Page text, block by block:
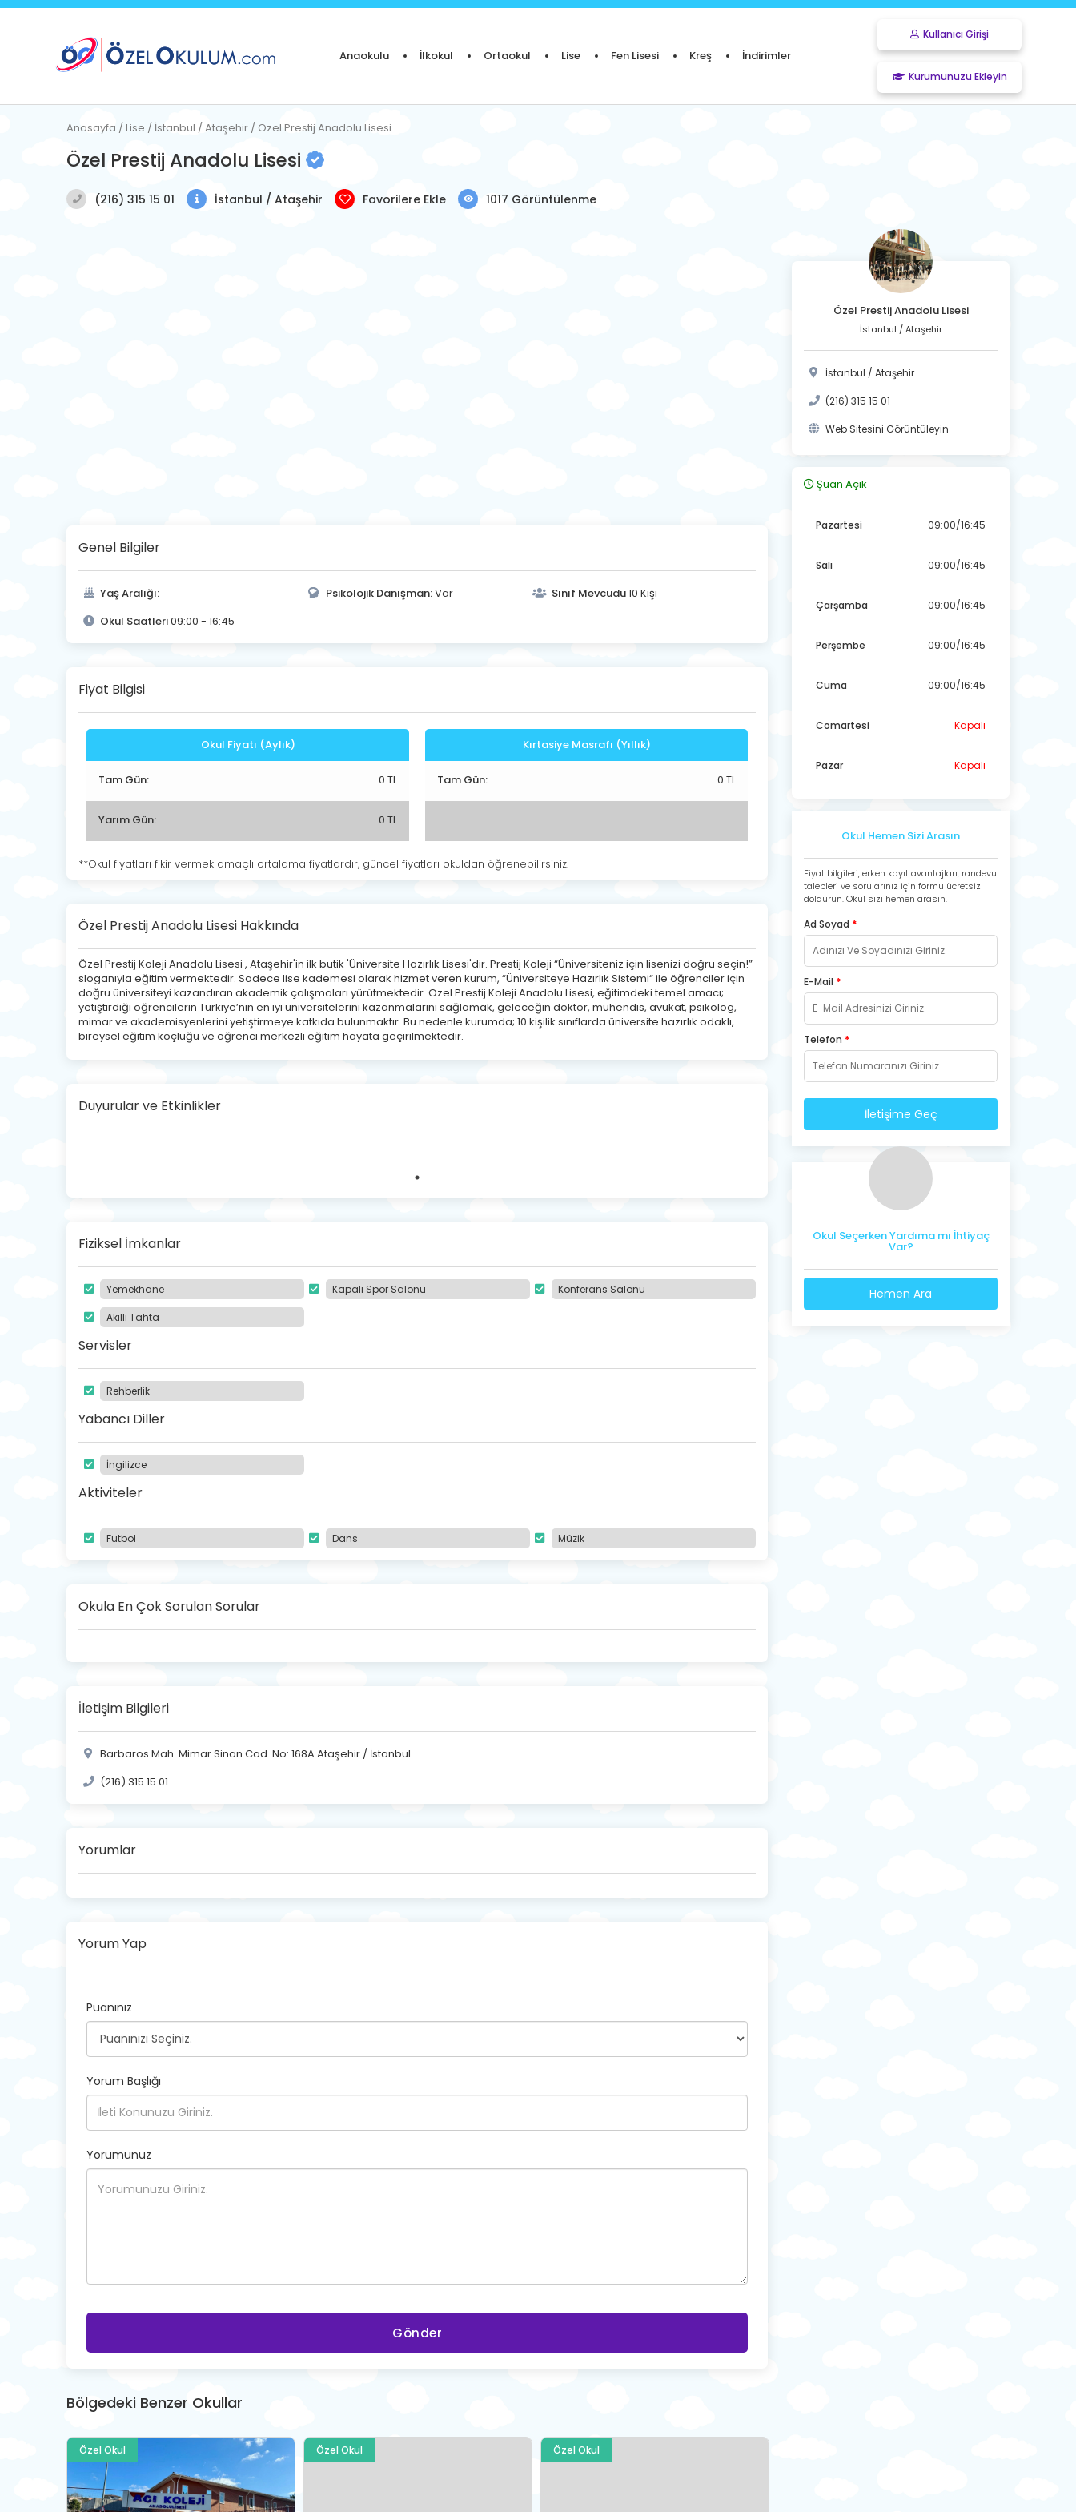
Anaokulu İlkokul Ortaokul Lise Fen Lisesi Kreş İndirimler
Kullanıcı Girişi
Kurumunuzu Ekleyin
Anasayfa / Lise / İstanbul / Ataşehir / Özel Prestij Anadolu Lisesi
Özel Prestij Anadolu Lisesi
(216) 315 15 01 İstanbul / Ataşehir Favorilere Ekle 1017 Görüntülenme
Genel Bilgiler
Yaş Aralığı: Psikolojik Danışman:Var Sınıf Mevcudu10 Kişi
Okul Saatleri09:00 - 16:45
Fiyat Bilgisi
Okul Fiyatı (Aylık)
Tam Gün: 0 TL
Yarım Gün: 0 TL
Kırtasiye Masrafı (Yıllık)
Tam Gün: 0 TL
**Okul fiyatları fikir vermek amaçlı ortalama fiyatlardır, güncel fiyatları okuldan öğrenebilirsiniz.
Özel Prestij Anadolu Lisesi Hakkında
Özel Prestij Koleji Anadolu Lisesi , Ataşehir'in ilk butik 'Üniversite Hazırlık Lisesi'dir. Prestij Koleji “Üniversiteniz için lisenizi doğru seçin!”
sloganıyla eğitim vermektedir. Sadece lise kademesi olarak hizmet veren kurum, “Üniversiteye Hazırlık Sistemi“ ile öğrenciler için
doğru üniversiteyi kazandıran akademik çalışmaları yürütmektedir. Özel Prestij Koleji Anadolu Lisesi, eğitimdeki temel amacı;
yetiştirdiği öğrencilerin Türkiye’nin en iyi üniversitelerini kazanmalarını sağlamak, geleceğin doktor, mühendis, avukat, psikolog,
mimar ve akademisyenlerini yetiştirmeye katkıda bulunmaktır. Bu nedenle kurumda; 10 kişilik sınıflarda üniversite hazırlık odaklı,
bireysel eğitim koçluğu ve öğrenci merkezli eğitim hayata geçirilmektedir.
Duyurular ve Etkinlikler
Fiziksel İmkanlar
Yemekhane Kapalı Spor Salonu Konferans Salonu
Akıllı Tahta
Servisler
Rehberlik
Yabancı Diller
İngilizce
Aktiviteler
Futbol Dans Müzik
Okula En Çok Sorulan Sorular
İletişim Bilgileri
Barbaros Mah. Mimar Sinan Cad. No: 168A Ataşehir / İstanbul
(216) 315 15 01
Yorumlar
Yorum Yap
Puanınız
Yorum Başlığı
Yorumunuz
Gönder
Bölgedeki Benzer Okullar
Özel Okul Özel Okul Özel Okul
Özel Prestij Anadolu Lisesi
İstanbul / Ataşehir
İstanbul / Ataşehir
(216) 315 15 01
Web Sitesini Görüntüleyin
Şuan Açık
Pazartesi 09:00/16:45
Salı 09:00/16:45
Çarşamba 09:00/16:45
Perşembe 09:00/16:45
Cuma 09:00/16:45
Comartesi Kapalı
Pazar Kapalı
Okul Hemen Sizi Arasın
Fiyat bilgileri, erken kayıt avantajları, randevu
talepleri ve sorularınız için formu ücretsiz
doldurun. Okul sizi hemen arasın.
Ad Soyad *
E-Mail *
Telefon *
İletişime Geç
Okul Seçerken Yardıma mı İhtiyaç
Var?
Hemen Ara